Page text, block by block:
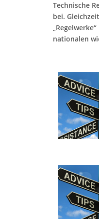
Technische
bei.
nationalen